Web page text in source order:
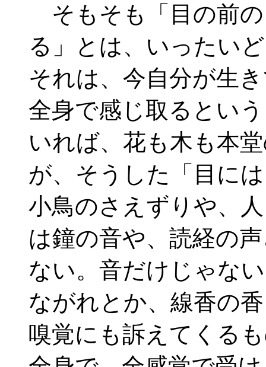
そもそも「目の前
る」とは、いったい
それは、今自分が生
全身で感じ取るとい
いれば、花も木も本
が、そうした「目に
小鳥のさえずりや、
は鐘の音や、読経の
ない。音だけじゃな
ながれとか、線香の
嗅覚にも訴えてくる